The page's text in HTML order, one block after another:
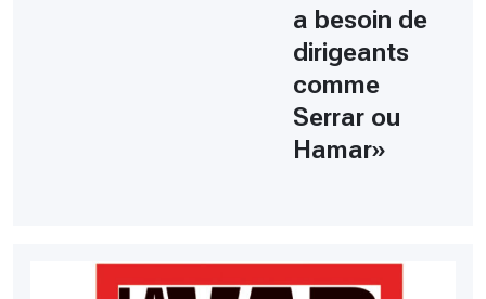
a besoin de
dirigeants
comme
Serrar ou
Hamar»